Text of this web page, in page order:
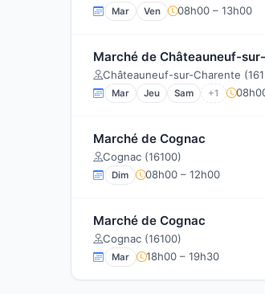
Mar Ven 08h00 – 13h00
Marché de Châteauneuf-
Châteauneuf-sur-Charente
Mar Jeu Sam +1
Marché de Cognac
Cognac (16100)
Dim 08h00 – 12h00
Marché de Cognac
Cognac (16100)
Mar 18h00 – 19h30